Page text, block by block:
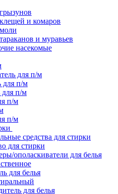
и комаров
и муравьев
насекомые
для п/м
для п/м
для п/м
п/м
п/м
средства для стирки
для стирки
ополаскиватели для белья
для белья
для белья